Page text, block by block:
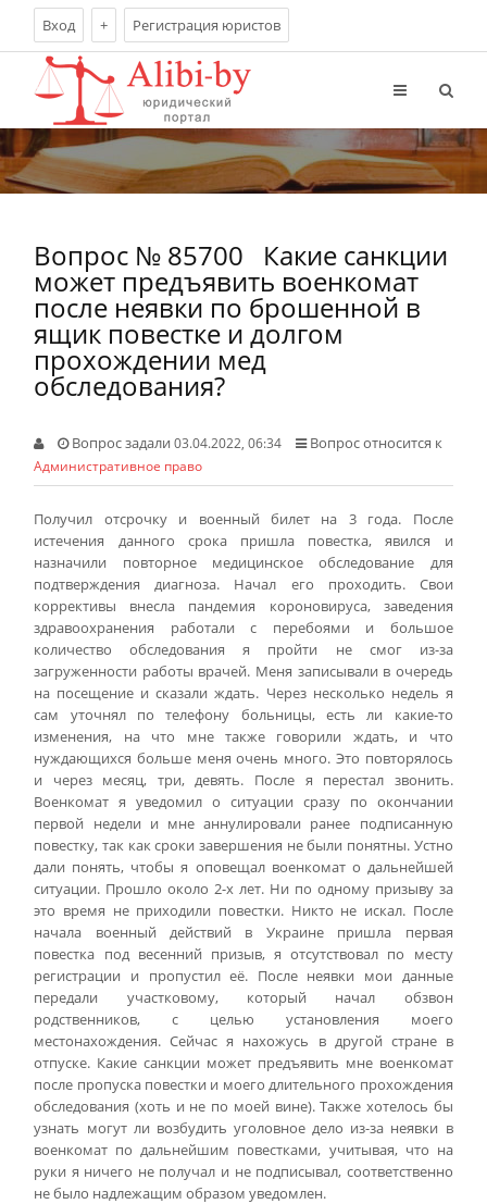
Вход + Регистрация юристов
Вопрос № 85700 Какие санкции
может предъявить военкомат
после неявки по брошенной в
ящик повестке и долгом
прохождении мед
обследования?
Вопрос задали03.04.2022, 06:34 Вопрос относится к
Административное право
Получил отсрочку и военный билет на 3 года. После
истечения данного срока пришла повестка, явился и
назначили повторное медицинское обследование для
подтверждения диагноза. Начал его проходить. Свои
коррективы внесла пандемия короновируса, заведения
здравоохранения работали с перебоями и большое
количество обследования я пройти не смог из-за
загруженности работы врачей. Меня записывали в очередь
на посещение и сказали ждать. Через несколько недель я
сам уточнял по телефону больницы, есть ли какие-то
изменения, на что мне также говорили ждать, и что
нуждающихся больше меня очень много. Это повторялось
и через месяц, три, девять. После я перестал звонить.
Военкомат я уведомил о ситуации сразу по окончании
первой недели и мне аннулировали ранее подписанную
повестку, так как сроки завершения не были понятны. Устно
дали понять, чтобы я оповещал военкомат о дальнейшей
ситуации. Прошло около 2-х лет. Ни по одному призыву за
это время не приходили повестки. Никто не искал. После
начала военный действий в Украине пришла первая
повестка под весенний призыв, я отсутствовал по месту
регистрации и пропустил её. После неявки мои данные
передали участковому, который начал обзвон
родственников, с целью установления моего
местонахождения. Сейчас я нахожусь в другой стране в
отпуске. Какие санкции может предъявить мне военкомат
после пропуска повестки и моего длительного прохождения
обследования (хоть и не по моей вине). Также хотелось бы
узнать могут ли возбудить уголовное дело из-за неявки в
военкомат по дальнейшим повестками, учитывая, что на
руки я ничего не получал и не подписывал, соответственно
не было надлежащим образом уведомлен.